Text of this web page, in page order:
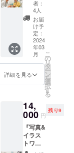
カレン
ダー』
：1点
【カ
レン
ダーサ
イズ】
横128㎜
×縦182
㎜
4月～
2025年
3月 ・
グラス
ジャグ
ライト
そし
て、さ
まざま
な旅先
で目に
する
「水」
と向き
合い、
い視点
で見る
ことを
通じ
て、少
しずつ
プ』参
加券：1
回目（1
枚で2名
様まで
ご参加
いただ
けま
す。）
【日
時】
4月6日
（土）
10時30
分～12
時30分
「作品
者：
4人
お届
け予
定：
2024
年03
月
詳細を見る
こ
の
リ
タ
ー
ン
を
選
択
す
る
14,
000 円
残り9
『写真&
イラス
トワー
ク